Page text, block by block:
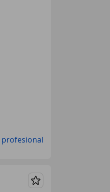
profesional
Guardar